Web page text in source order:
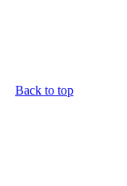
Back to top